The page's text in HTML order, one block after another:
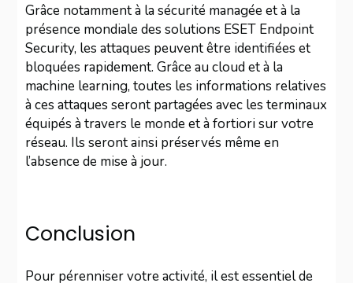
Grâce notamment à la sécurité managée et à la
présence mondiale des solutions ESET Endpoint
Security, les attaques peuvent être identifiées et
bloquées rapidement. Grâce au cloud et à la
machine learning, toutes les informations relatives
à ces attaques seront partagées avec les terminaux
équipés à travers le monde et à fortiori sur votre
réseau. Ils seront ainsi préservés même en
l’absence de mise à jour.
Conclusion
Pour pérenniser votre activité, il est essentiel de